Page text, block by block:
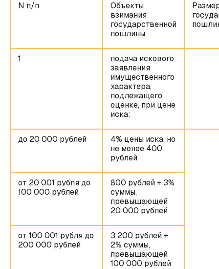
N п/п
Объекты
взимания
государственной
пошлины
1
подача искового
заявления
имущественного
характера,
подлежащего
оценке, при цене
иска:
до 20 000 рублей
4% цены иска, но
не менее 400
рублей
от 20 001 рубля до
100 000 рублей
800 рублей + 3%
суммы,
превышающей
20 000 рублей
от 100 001 рубля до
200 000 рублей
3 200 рублей +
2% суммы,
превышающей
100 000 рублей